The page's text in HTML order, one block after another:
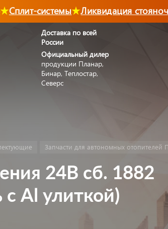
системы Ликвидация
Доставка по всей
России
Официальный дилер
продукции Планар,
Бинар, Теплостар,
Северс
Запчасти для автономных отопителей
24В сб. 1882
с Al улиткой)